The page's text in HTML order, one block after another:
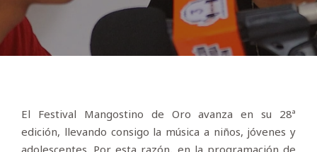
El Festival Mangostino de Oro avanza en su 28ª
edición, llevando consigo la música a niños, jóvenes y
adolescentes. Por esta razón, en la programación de